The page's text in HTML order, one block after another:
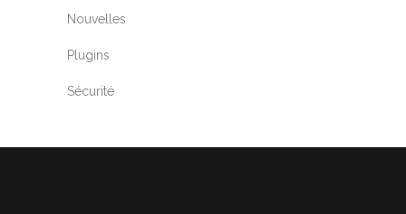
Nouvelles
Plugins
Sécurité